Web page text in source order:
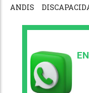
ANDIS